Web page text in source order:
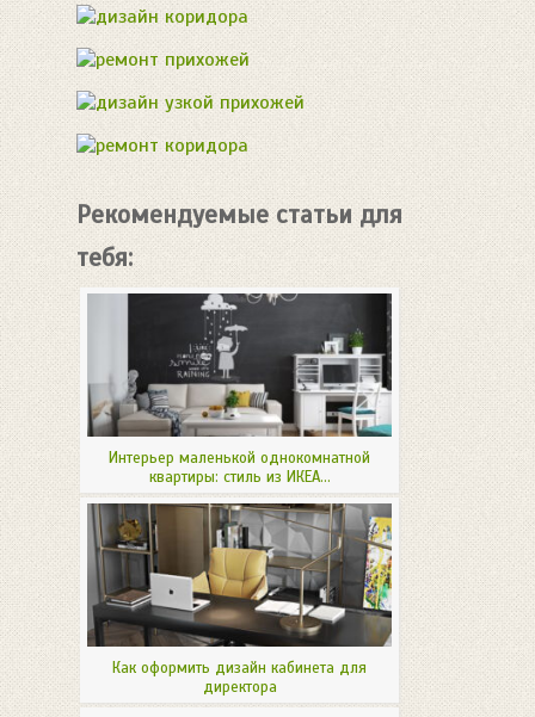
Рекомендуемые статьи для
тебя:
Интерьер маленькой однокомнатной
квартиры: стиль из ИКЕА...
Как оформить дизайн кабинета для
директора